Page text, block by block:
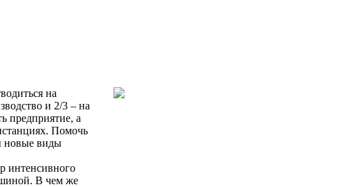
на
и 2/3 – на
предприятие, а
Помочь
новые виды
интенсивного
В чем же